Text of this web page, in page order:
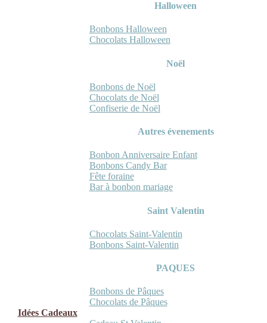
Halloween
Bonbons Halloween
Chocolats Halloween
Noël
Bonbons de Noël
Chocolats de Noël
Confiserie de Noël
Autres évenements
Bonbon Anniversaire Enfant
Bonbons Candy Bar
Fête foraine
Bar à bonbon mariage
Saint Valentin
Chocolats Saint-Valentin
Bonbons Saint-Valentin
PAQUES
Bonbons de Pâques
Chocolats de Pâques
Idées Cadeaux